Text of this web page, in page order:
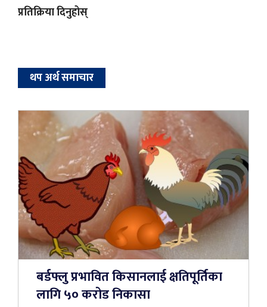
प्रतिक्रिया दिनुहोस्
थप अर्थ समाचार
बर्डफ्लु प्रभावित किसानलाई क्षतिपूर्तिका
लागि ५० करोड निकासा